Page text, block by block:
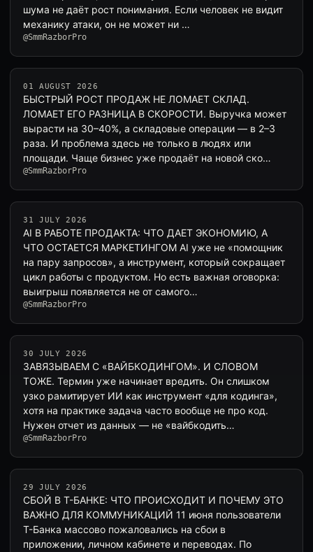
шума не даёт рост понимания. Если человек не видит
механику атаки, он не может ни …
@SmmRazborPro
01 AUGUST 2026
БЫСТРЫЙ РОСТ ПРОДАЖ НЕ ЛОМАЕТ СКЛАД.
ЛОМАЕТ ЕГО РАЗНИЦА В СКОРОСТИ. Выручка может
вырасти на 30–40%, а складовые операции — в 2–3
раза. И проблема здесь не только в людях или
площади. Чаще бизнес уже продаёт на новой ско…
@SmmRazborPro
31 JULY 2026
AI В РАБОТЕ ПРОДАКТА: ЧТО ДАЕТ ЭКОНОМИЮ, А
ЧТО ОСТАЕТСЯ МАРКЕТИНГОМ AI уже не «помощник
на пару запросов», а инструмент, который сокращает
цикл работы с продуктом. Но есть важная оговорка:
выигрыш появляется не от самого…
@SmmRazborPro
30 JULY 2026
ЗАВЯЗЫВАЕМ С «ВАЙБКОДИНГОМ». И СЛОВОМ
ТОЖЕ. Термин уже начинает вредить. Он слишком
узко рамитирует ИИ как инструмент «для кодинга»,
хотя на практике задача часто вообще не про код.
Нужен отчет из данных — не «вайбкодить…
@SmmRazborPro
29 JULY 2026
СБОЙ В Т-БАНКЕ: ЧТО ПРОИСХОДИТ И ПОЧЕМУ ЭТО
ВАЖНО ДЛЯ КОММУНИКАЦИЙ 11 июня пользователи
Т-Банка массово пожаловались на сбои в
приложении, личном кабинете и переводах. По